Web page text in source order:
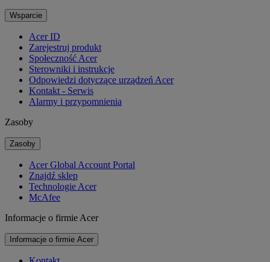
Wsparcie
Acer ID
Zarejestruj produkt
Społeczność Acer
Sterowniki i instrukcje
Odpowiedzi dotyczące urządzeń Acer
Kontakt - Serwis
Alarmy i przypomnienia
Zasoby
Zasoby
Acer Global Account Portal
Znajdź sklep
Technologie Acer
McAfee
Informacje o firmie Acer
Informacje o firmie Acer